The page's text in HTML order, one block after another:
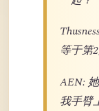
等于第
AEN:
我手臂